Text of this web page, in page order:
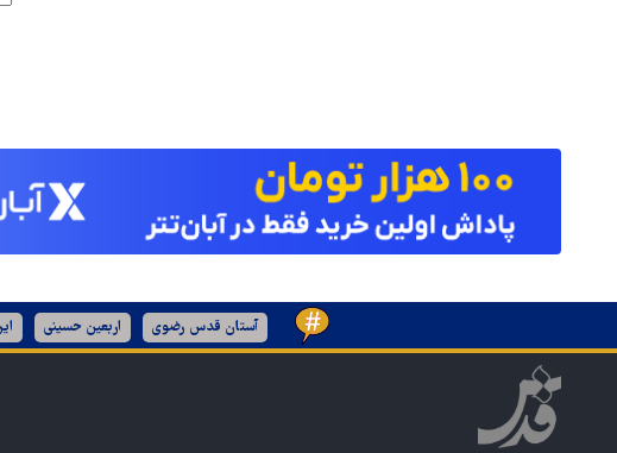
آستان قدس رضوی اربعین حسینی